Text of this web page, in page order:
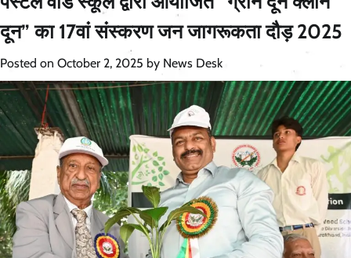
दून” का 17वां संस्करण जन जागरूकता दौड़ 2025
Posted on October 2, 2025 by News Desk